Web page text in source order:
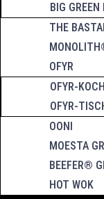
BIG
THE
OFYR
OFYR-
OFYR-
OONI
MOESTA
BEEFER®
HOT WOK